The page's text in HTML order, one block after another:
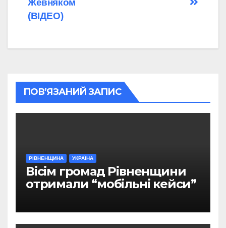
Жевняком
(ВІДЕО)
ПОВ’ЯЗАНИЙ ЗАПИС
РІВНЕНЩИНА УКРАЇНА
Вісім громад Рівненщини
отримали “мобільні кейси”